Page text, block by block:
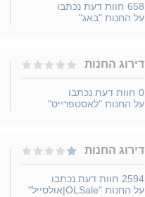
658 חוות דעת נכתבו
על החנות "באג"
דירוג החנות
0 חוות דעת נכתבו
על החנות "לאסטפרייס"
דירוג החנות
2594 חוות דעת נכתבו
על החנות "OLSale|אולסייל"